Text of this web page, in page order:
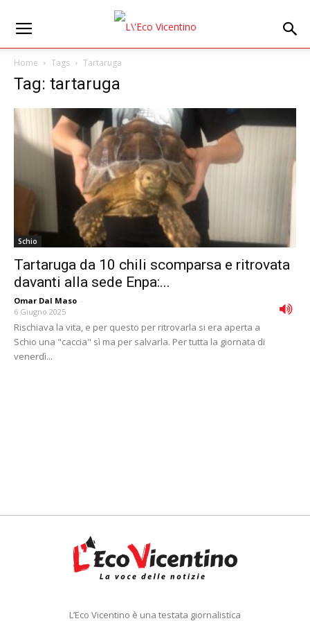
Home Tags Tartaruga
Tag: tartaruga
Schio
Tartaruga da 10 chili scomparsa e ritrovata
davanti alla sede Enpa:...
Omar Dal Maso -
6 Giugno 2025
Rischiava la vita, e per questo per ritrovarla si era aperta a
Schio una "caccia" sì ma per salvarla. Per tutta la giornata di
venerdì...
L’Eco Vicentino è una testata giornalistica